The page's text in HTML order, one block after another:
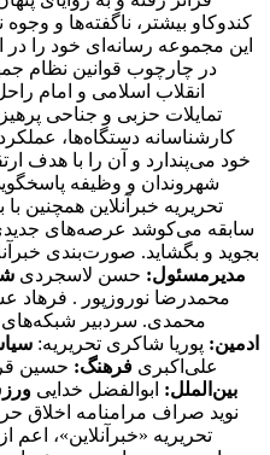
کندوکاو بیشتر، ناگفته‌ها و
این مجموعه رسانه‌ای خود را
در چارچوب قوانین نظام
انقلاب اسلامی و امام
تمایلات حزبی و جناحی
کارشناسانه دستگاه‌ها،
خود می‌پندارد و آن را با هدف
شهروندان و وظیفه
تحریریه خبرآنلاین همچنین
سابقه می‌کوشد عرصه‌های
بجوید و بگشاید. صورت‌بندی
مدیرمسئول: حسن لاسجردی
محمدرضا نوروزپور . فرهاد
محمدی. سردبیر شبکه‌های
ادمین: پوریا شاکری تحریریه:
علی‌اکبری فرهنگ: حسین
بین‌الملل: ابوالفضل خدایی
نوید صراف مرامنامه اخلاق حرفه‌ای خبرگزاری خبرآنلاین اعضای تحریریه «خبرآنلاین»، اعم از خبرنگاران، نویسندگان، عکاسان، دبیران و سردبیران، مجموعه اصول و معیارهای اخلاقی حرفه‌ای را با توجه به استانداردهای ‌این حرفه، به عنوان اصول اخلاقی خویش تلقی می‌کنند و رعایت آن را به عنوان مبانی مشترک حرفه‌ای وظیفه خود می‌دانند. این مرامنامه مقررات اداری یا مسائل انضباطی خبرآنلاین نیست، بلکه تنها اصول اخلاقی را تبیین می‌کند که روزنامه‌نگاران خبرآنلاین با رعایت آن، استقلال، اعتبار و درستکاری رسانه و مسئولیت‌ها و تحقق وظایف خود را تضمین می‌کنند. علاوه بر این، قانون مطبوعات و سایر قوانین مرتبط با فعالیت‌های رسانه‌ای نصب العین خبرآنلاین است. ۱. وظیفه آگاهی‌بخشی در راس وظایف حرفه روزنامه‌نگاری قرار گرفته است. انصاف و بی‌غرضی روزنامه‌نگار، خودداری وی از تبلیغ سیاسی و بازرگانی و مقاومت در برابر دیگر کانون‌های فشار، اصل خدشه‌ناپذیر روزنامه‌نگاران فعال در خبرآنلاین است. ۲. «خبرآنلاین» خود را متعهد می‌داند که با رعایت مفاد مرامنامه اخلاقی کلیه آحاد جامعه را مخاطب خود بداند و همواره در چارچوب قانون اساسی به اصول دینی و معتقدات مذهبی و آداب و سنن گروه‌های مختلف قومی و فرهنگی، احترام بگذارد. ۳. روزنامه‌نگاران خبرآنلاین در انجام وظایف حرفه‌ای خویش نه تنها در برابر صاحبان و مدیران موسسه بلکه در برابر خوانندگان و منافع و مصالح جامعه مسئولیت دارند.‌ این مسئولیت اجتماعی‌ ایجاب می‌کند اطلاعات کامل و به روز برای عموم با حفظ آزادی اطلاعات به منظور احقاق حق دسترسی به اطلاعات ارائه شود. ۴. وظیفه کسانی که وقایع مربوط به هر موضوع را شرح می‌دهند یا تفسیر می‌کنند این است که دانش لازم را درباره آن موضوع به نحوی که گزارش‌دهی و تفسیر به صورت دقیق و منصفانه امکان‌پذیر باشد کسب کنند. ۵. رسالت اجتماعی حرفه روزنامه‌نگاری‌ ایجاب می‌کند که روزنامه‌نگار همیشه در خدمت کشف و بیان حقیقت باشد. به موجب ‌این اصل، «خبرآنلاین» خود را متعهد می‌داند تا حد ممکن آنچه را که به راستی روی داده است و در آن شائبه دروغ راه ندارد، منعکس کند. ۶. روزنامه‌نگاران «خبرانلاین» خود را موظف می‌دانند در صورت ارتکاب به اشتباه، هرچه سریع‌تر آن را اصلاح کنند. اگر چه کار روزنامه‌نگاری با سرعت عمل همراه است،‌ این الزام نباید مانع کوشش و جست‌وجو برای پی‌بردن به صحت و سقم اطلاعات شود. همچنین بروز هر اشتباهی را به سرعت اطلاع می‌دهند و آن را در روزنامه تصحیح می‌کنند. ۷. خبرنگاران و نویسندگان «خبرآنلاین» بدون دخالت در ماجرا یا پیش‌فرض‌های خود، خبر و گزارش را تهیه و تنظیم می‌کنند. در عین حال «بی‌طرفی» به معنی بی‌نظر بودن «خبرآنلاین» و نویسندگان آن در قبال رویدادها نیست و روزنامه‌نگاران نظرات خود را در مقالاتی که تفسیر و تحلیلشان از مسائل است، بیان می‌کنند. ۸. روزنامه‌نگاران فعال در «خبرآنلاین» در انتشار مصاحبه‌های اختصاصی به حقوق مصاحبه‌شونده خود احترام می‌گذارند و متن تنظیمی مصاحبه را با رعایت حداکثر امانت‌داری منتشر می‌کنند. ضمنا در صورت درخواست مصاحبه‌شونده، ‌متن نهایی را به نظر او می‌رسانند و اصلاحات مورد نظر را اعمال و حتی در صورت انصراف وی از انتشار مصاحبه خودداری می‌کنند. ۹. به منظور رعایت حقوق مادی و معنوی خالقان و صاحبان آثار، خبرنگاران و نویسندگان «خبرآنلاین» حاصل کار دیگران را بدون ذکر منبع و در صورت لزوم کسب اجازه، باز انتشار نمی‌کنند. امضای یک روزنامه‌نگار تنها پای مطلبی قرار می‌گیرد که حاصل کار خود اوست. هرگونه سرقت ادبی، مخدوش ساختن متن‌ها، تصاویر، اسناد و نیز حذف اطلاعات اساسی مربوط به رویدادها نزد روزنامه‌نگاران «خبرآنلاین» مذموم و مطرود است. ۱۰. حریم خصوصی افراد محترم است و نباید بدون اجازه به آن وارد شد. روزنامه‌نگاران و نویسندگان «خبرآنلاین» با توجه خاص به حیثیت شخصی و زندگی خصوصی افراد، از تمامی مواردی که ممکن است با انتشار مطلب یا خبر آن به حیثیت افراد لطمه وارد آورد، اکیدا پرهیز می‌کنند. ۱۱. روزنامه‌نگاران و نویسندگان «خبرآنلاین» ادبیات پالوده و قلم متین را از مهم‌ترین ویژگی‌های خود می‌دانند و از لحن گزنده یا کلمات توهین‌آمیز علیه هیچ شخص یا نهادی، چه در خبر یا گزارش و چه در نظر، استفاده نمی‌کنند. ۱۲. روزنامه‌نگاران «خبرآنلاین» به طور مخفیانه از دوربین، میکروفن و یا دستگاه‌های ضبط صوت استفاده نخواهند کرد، مگر در زمانی که حق قانونی روزنامه‌نگار است، اما آشکارسازی لوازم فوق برای او مخاطره‌آمیز باشد. ۱۳. روزنامه‌نگاران «خبرآنلاین» برای کسب خبر، صریحا خود را روزنامه‌نگار معرفی می‌کنند و هرگز همچون کارآگاه یا جاسوس عمل نمی‌کنند. آنان همچنین از تحت فشار قرار دادن افراد برای کسب خبر پرهیز می‌کنند. ۱۴. روزنامه‌نگاران «خبرآنلاین» ضمن وقوف به آزادی خبر، تفسیر و انتقاد، می‌توانند از افشای منبع اطلاعات به جز صراحتی که قانون مطبوعات دارد (دستور مقام قضایی) خودداری کنند. محرمانه نگاه داشتن هویت منابعی که «خبرانلاین» نمی‌خواهد شناخته شوند، نافی ‌این اصل نیست که منابع خبری، جز در موارد استثنایی، باید به روشن‌ترین وجه معرفی شوند. از سوی دیگر ممکن است ناشناس ماندن اظهارکننده یک مطلب برای او فرصتی غیرمنصفانه فراهم آورد تا علیه دیگران سخن بگوید. در این صورت «خبرآنلاین» از انتشار اظهارات علیه دیگران توسط منبعی که نامش فاش نشود، پرهیز می‌کند. ۱۵. اولین و مهم‌ترین دغدغه روزنامه‌نگاران «خبرآنلاین»، تلاش در